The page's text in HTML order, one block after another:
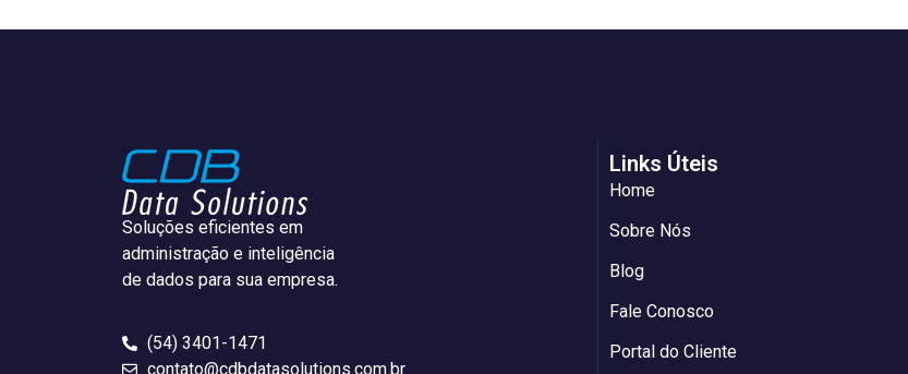
Soluções eficientes em
administração e inteligência
de dados para sua empresa.
(54) 3401-1471
contato@cdbdatasolutions.com.br
Links Úteis
Home
Sobre Nós
Blog
Fale Conosco
Portal do Cliente